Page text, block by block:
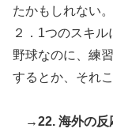
たかもしれない。
２．1つのスキ
野球なのに、練
するとか、それ
→22. 海外の反